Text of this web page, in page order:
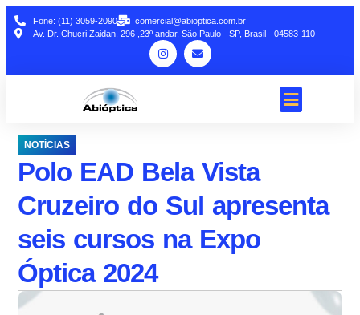
Fone: (11) 3059-2090
comercial@abioptica.com.br
Av. Dr. Chucri Zaidan, 296 ,23º andar, São Paulo - SP, Brasil - 04583-110
NOTÍCIAS
Polo EAD Bela Vista
Cruzeiro do Sul apresenta
seis cursos na Expo
Óptica 2024